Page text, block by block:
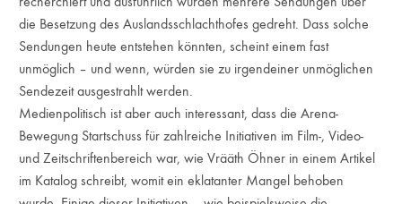
die Besetzung des Auslandsschlachthofes gedreht. Dass solche
Sendungen heute entstehen könnten, scheint einem fast
unmöglich – und wenn, würden sie zu irgendeiner unmöglichen
Sendezeit ausgestrahlt werden.
Medienpolitisch ist aber auch interessant, dass die Arena-
Bewegung Startschuss für zahlreiche Initiativen im Film-, Video-
und Zeitschriftenbereich war, wie Vrääth Öhner in einem Artikel
im Katalog schreibt, womit ein eklatanter Mangel behoben